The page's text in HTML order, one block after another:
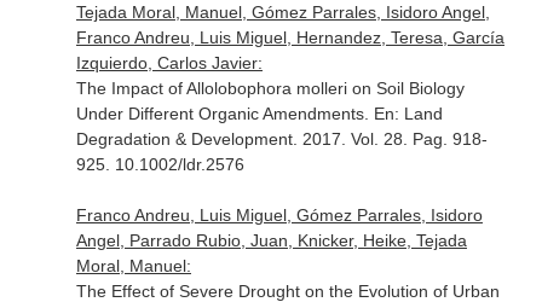
Tejada Moral, Manuel, Gómez Parrales, Isidoro Angel,
Franco Andreu, Luis Miguel, Hernandez, Teresa, García
Izquierdo, Carlos Javier:
The Impact of Allolobophora molleri on Soil Biology
Under Different Organic Amendments. En: Land
Degradation & Development. 2017. Vol. 28. Pag. 918-
925. 10.1002/ldr.2576
Franco Andreu, Luis Miguel, Gómez Parrales, Isidoro
Angel, Parrado Rubio, Juan, Knicker, Heike, Tejada
Moral, Manuel:
The Effect of Severe Drought on the Evolution of Urban